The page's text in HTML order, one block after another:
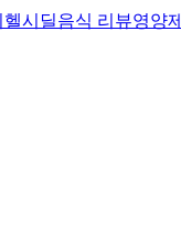
헬시딜음식 리뷰영양제